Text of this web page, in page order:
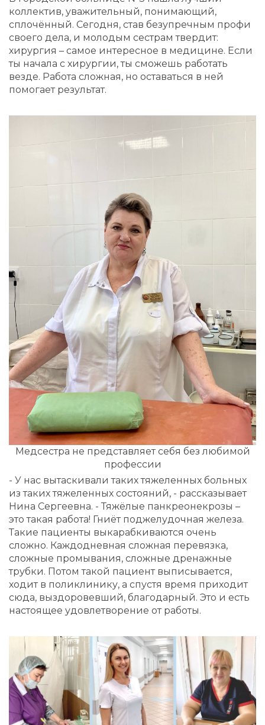
коллектив, уважительный, понимающий,
сплочённый. Сегодня, став безупречным профи
своего дела, и молодым сестрам твердит:
хирургия – самое интересное в медицине. Если
ты начала с хирургии, ты сможешь работать
везде. Работа сложная, но оставаться в ней
помогает результат.
Медсестра не представляет себя без любимой
профессии
- У нас вытаскивали таких тяжеленных больных
из таких тяжеленных состояний, - рассказывает
Нина Сергеевна. - Тяжёлые панкреонекрозы –
это такая работа! Гниёт поджелудочная железа.
Такие пациенты выкарабкиваются очень
сложно. Каждодневная сложная перевязка,
сложные промывания, сложные дренажные
трубки. Потом такой пациент выписывается,
ходит в поликлинику, а спустя время приходит
сюда, выздоровевший, благодарный. Это и есть
настоящее удовлетворение от работы.